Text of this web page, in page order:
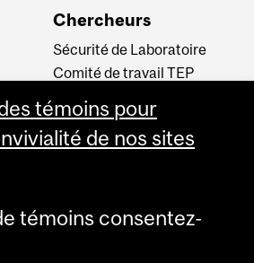
Chercheurs
Sécurité de Laboratoire
Comité de travail TEP
Comité d’éthique de la
recherche du CUSM
témoins pour
de nos sites
témoins consentez-